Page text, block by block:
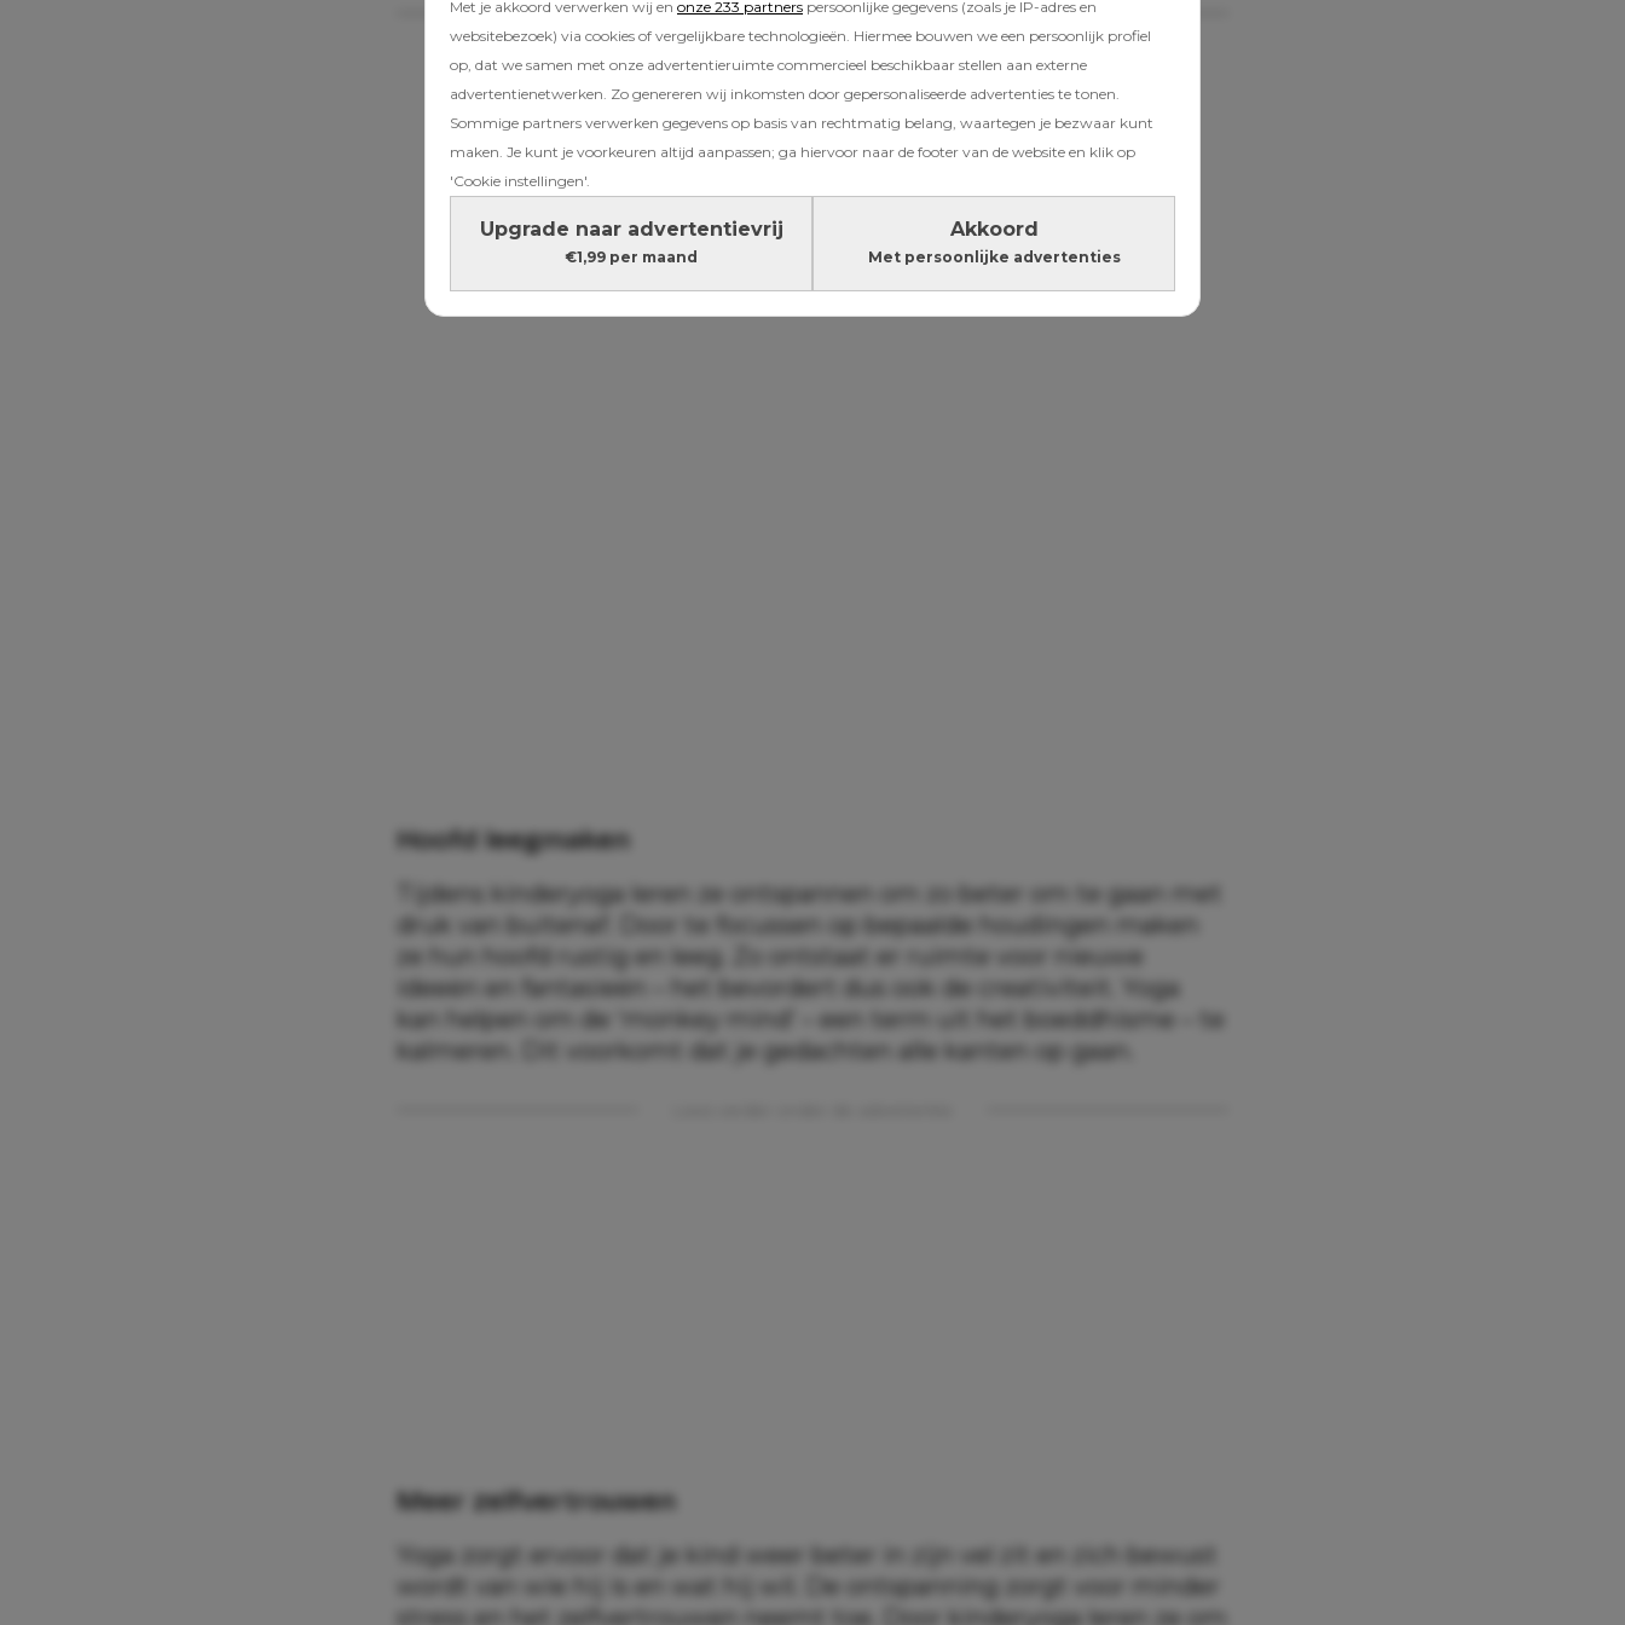
Met je akkoord verwerken wij en onze 233 partners persoonlijke gegevens (zoals je IP-adres en
websitebezoek) via cookies of vergelijkbare technologieën. Hiermee bouwen we een persoonlijk profiel
op, dat we samen met onze advertentieruimte commercieel beschikbaar stellen aan externe
advertentienetwerken. Zo genereren wij inkomsten door gepersonaliseerde advertenties te tonen.
Sommige partners verwerken gegevens op basis van rechtmatig belang, waartegen je bezwaar kunt
maken. Je kunt je voorkeuren altijd aanpassen; ga hiervoor naar de footer van de website en klik op
'Cookie instellingen'.
Upgrade naar advertentievrij
€1,99 per maand
Akkoord
Met persoonlijke advertenties
Lees verder onder de advertentie
Hoofd leegmaken
Tijdens kinderyoga leren ze ontspannen om zo beter om te gaan met
druk van buitenaf. Door te focussen op bepaalde houdingen maken
ze hun hoofd rustig en leeg. Zo ontstaat er ruimte voor nieuwe
ideeën en fantasieën – het bevordert dus ook de creativiteit. Yoga
kan helpen om de ‘monkey mind’ – een term uit het boeddhisme – te
kalmeren. Dit voorkomt dat je gedachten alle kanten op gaan.
Meer zelfvertrouwen
Yoga zorgt ervoor dat je kind weer beter in zijn vel zit en zich bewust
wordt van wie hij is en wat hij wil. De ontspanning zorgt voor minder
stress en het zelfvertrouwen neemt toe. Door kinderyoga leren ze om